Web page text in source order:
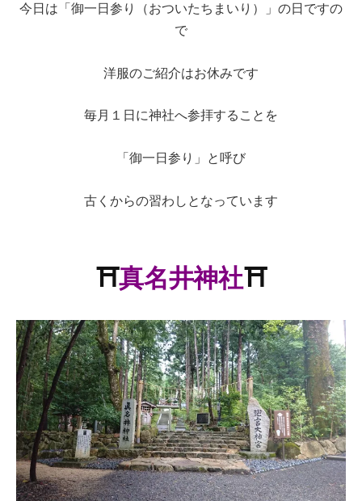
今日は「御一日参り（おついたちまいり）」の日ですの
で
洋服のご紹介はお休みです
毎月１日に神社へ参拝することを
「御一日参り」と呼び
古くからの習わしとなっています
⛩真名井神社⛩